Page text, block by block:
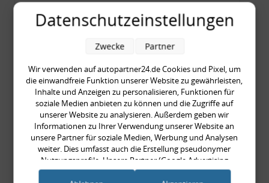
Merkzettel
Rückleuchtenband mit
Blinker, rot, US-Ecken,
Audi 80 Cabrio, Typ 89,
OE-Nr.: 8G0945225 +
8G0945225C
999,99 €
Datenschutzeinstellungen
Wir verwenden auf autopartner24.de Cookies und Pixel, um
die einwandfreie Funktion unserer Website zu gewährleisten,
Inhalte und Anzeigen zu personalisieren, Funktionen für
soziale Medien anbieten zu können und die Zugriffe auf
unserer Website zu analysieren. Außerdem geben wir
Informationen zu Ihrer Verwendung unserer Website an
unsere Partner für soziale Medien, Werbung und Analysen
weiter. Dies umfasst auch die Erstellung pseudonymer
Nutzungsprofile. Unsere Partner (Google Advertising
Products) führen diese Informationen möglicherweise mit
Zwecke Partner